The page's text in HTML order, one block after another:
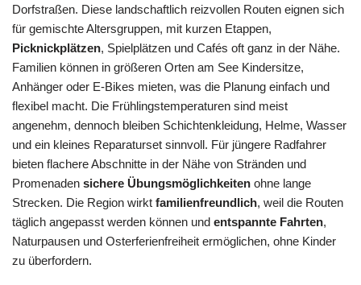
Dorfstraßen. Diese landschaftlich reizvollen Routen eignen sich
für gemischte Altersgruppen, mit kurzen Etappen,
Picknickplätzen, Spielplätzen und Cafés oft ganz in der Nähe.
Familien können in größeren Orten am See Kindersitze,
Anhänger oder E-Bikes mieten, was die Planung einfach und
flexibel macht. Die Frühlingstemperaturen sind meist
angenehm, dennoch bleiben Schichtenkleidung, Helme, Wasser
und ein kleines Reparaturset sinnvoll. Für jüngere Radfahrer
bieten flachere Abschnitte in der Nähe von Stränden und
Promenaden sichere Übungsmöglichkeiten ohne lange
Strecken. Die Region wirkt familienfreundlich, weil die Routen
täglich angepasst werden können und entspannte Fahrten,
Naturpausen und Osterferienfreiheit ermöglichen, ohne Kinder
zu überfordern.